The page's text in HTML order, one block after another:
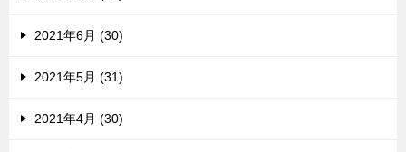
2021年6月 (30)
2021年5月 (31)
2021年4月 (30)